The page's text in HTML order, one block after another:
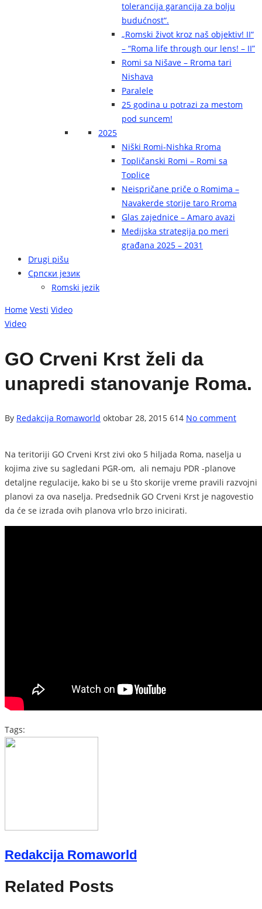
tolerancija garancija za bolju
budućnost“.
„Romski život kroz naš objektiv! II“
– “Roma life through our lens! – II”
Romi sa Nišave – Rroma tari
Nishava
Paralele
25 godina u potrazi za mestom
pod suncem!
2025
Niški Romi-Nishka Rroma
Topličanski Romi – Romi sa
Toplice
Neispričane priče o Romima –
Navakerde storije taro Rroma
Glas zajednice – Amaro avazi
Medijska strategija po meri
građana 2025 – 2031
Drugi pišu
Српски језик
Romski jezik
Home Vesti Video
Video
GO Crveni Krst želi da
unapredi stanovanje Roma.
By Redakcija Romaworld oktobar 28, 2015 614 No comment
Na teritoriji GO Crveni Krst zivi oko 5 hiljada Roma, naselja u
kojima zive su sagledani PGR-om, ali nemaju PDR -planove
detaljne regulacije, kako bi se u što skorije vreme pravili razvojni
planovi za ova naselja. Predsednik GO Crveni Krst je nagovestio
da će se izrada ovih planova vrlo brzo inicirati.
Tags:
Redakcija Romaworld
Related Posts